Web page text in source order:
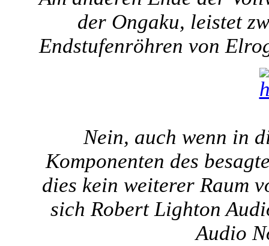
der Ongaku, leistet
Endstufenröhren von
Nein, auch wenn in
Komponenten des
dies kein weiterer Raum
sich Robert Lighton
Audio